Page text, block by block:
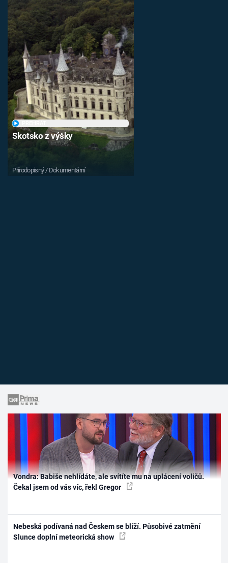
Skotsko z výšky
Přírodopisný / Dokumentární
Vondra: Babiše nehlídáte, ale svítíte mu na uplácení voličů.
Čekal jsem od vás víc, řekl Gregor
Nebeská podívaná nad Českem se blíží. Působivé zatmění
Slunce doplní meteorická show